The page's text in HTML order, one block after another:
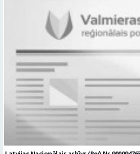
(turpmāk – IKT) saistīto problēmu
operatīvu risināšanu; nodrošināt
un ar to saistīto problēmsituāciju
diagnosticēt un modernizēt Pašvaldības
datortīklus un programmatūru, novērst
kontrolēt ārējo pakalpojumu sniedzēju
iestādēs infrastruktūras uzturēšanā;
IKT nomaiņu un efektīvāku izmantošanu; un ja Tev ir: vismaz vidējā
profesionālā izglītība informācijas
pieredze (ar informācijas tehnoloģijām
datortehnikas un biroja tehnikas uzbūvi
secību; izpratne par datortīkla uzbūvi,
principiem; valsts valodas prasmes
prasībām; kompetences: ļoti labas
spējas, argumentācijas prasme; prasme
lēmumus; analītiskās spējas; augsta
spēja strādāt individuāli un komandā;